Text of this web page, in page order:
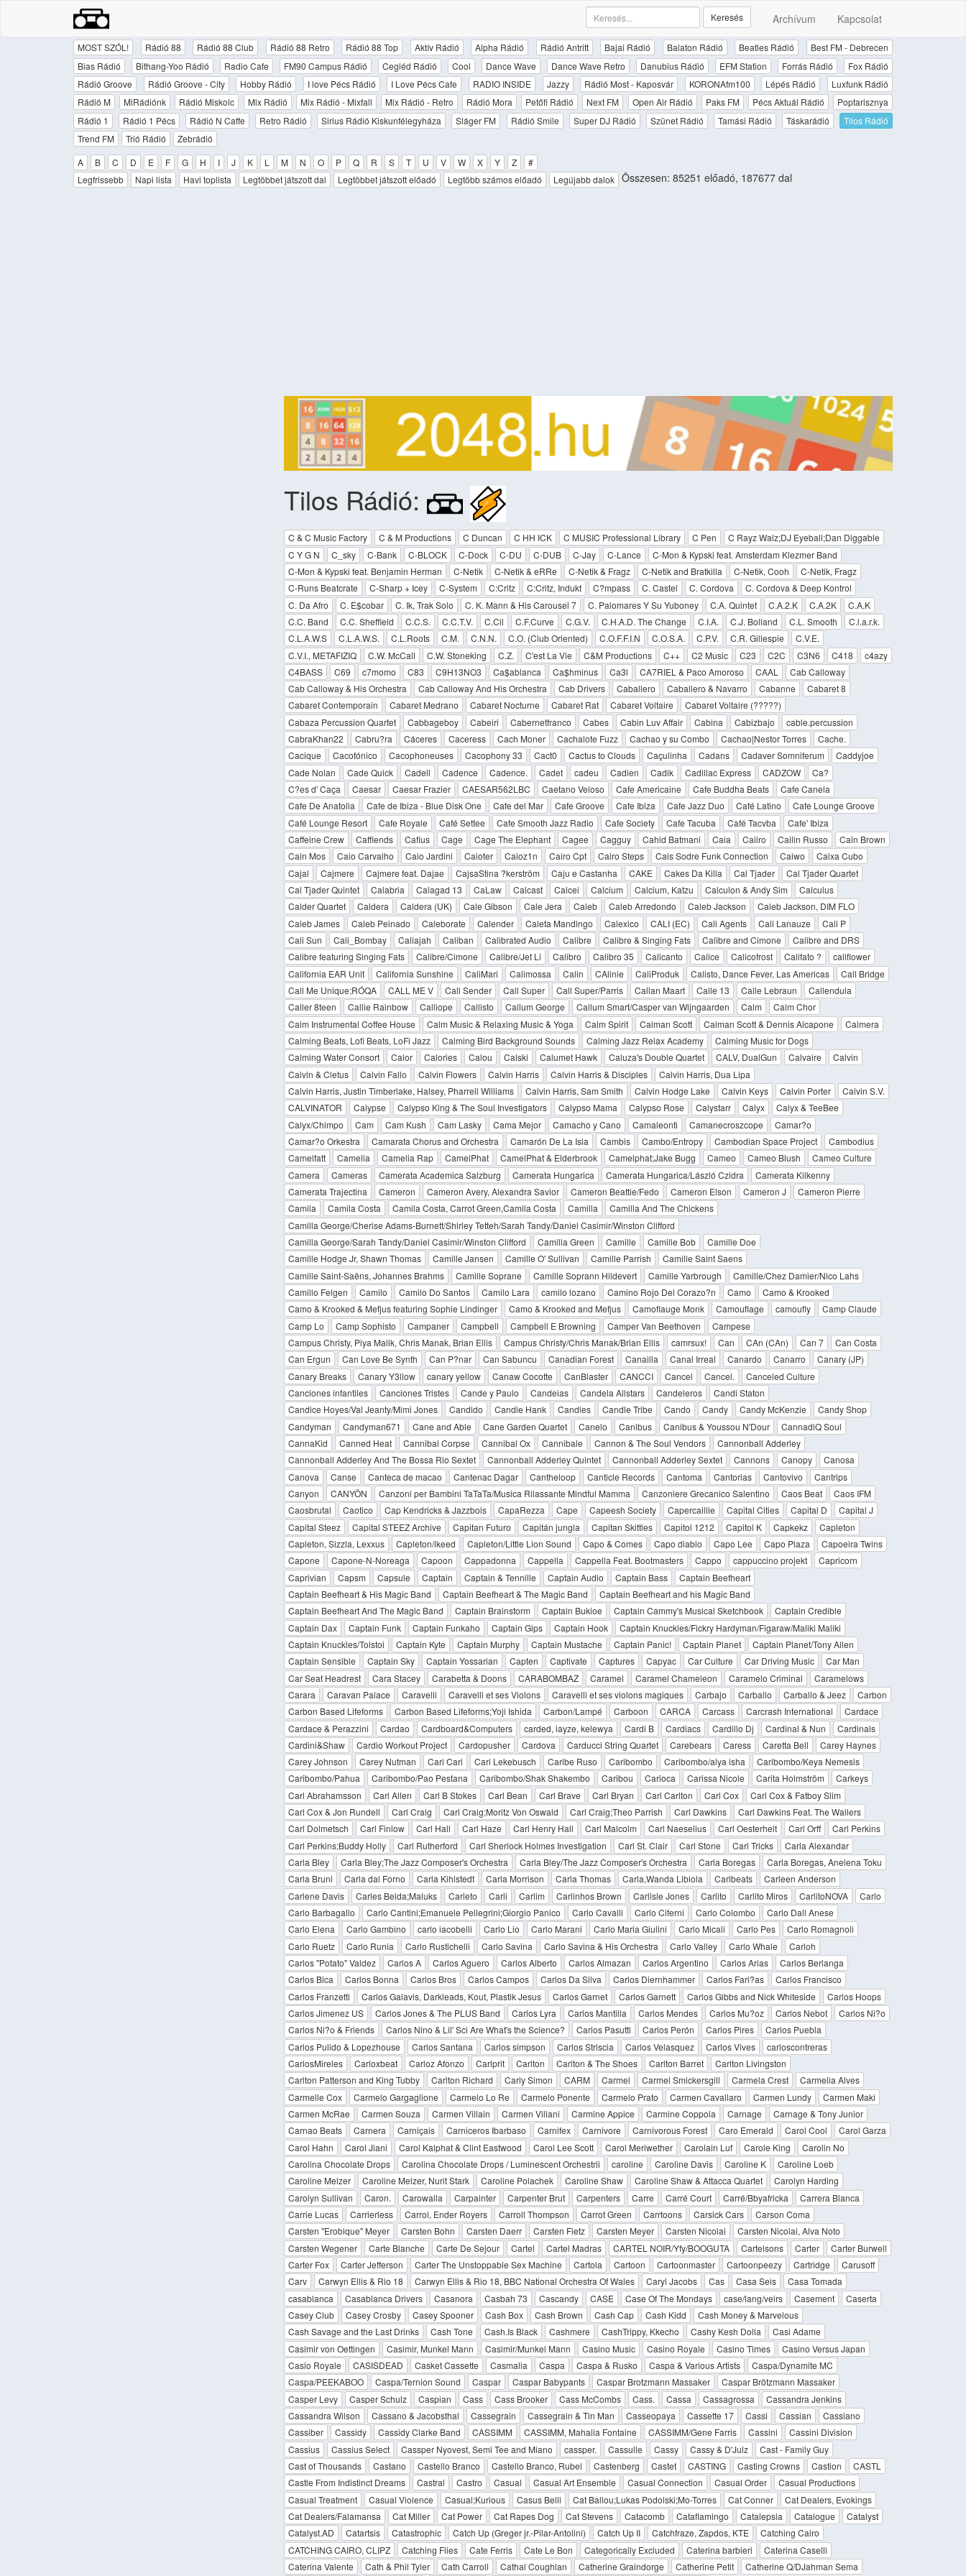
Archívum Kapcsolat
Keresés
MOST SZÓL! Rádió 88 Rádió 88 Club Rádió 88 Retro Rádió 88 Top Aktív Rádió Alpha Rádió Rádió Antritt Bajai Rádió Balaton Rádió Beatles Rádió
Best FM - Debrecen
Bias Rádió
Bithang-Yoo Rádió Radio Cafe FM90 Campus Rádió Cegléd Rádió Cool Dance Wave Dance Wave Retro Danubius Rádió EFM Station Forrás Rádió
Fox Rádió
Rádió Groove
Rádió Groove - City Hobby Rádió I love Pécs Rádió I Love Pécs Cafe RADIO INSIDE Jazzy Rádió Most - Kaposvár KORONAfm100 Lépés Rádió
Luxfunk Rádió
Rádió M
MiRádiónk Rádió Miskolc Mix Rádió Mix Rádió - Mixfall Mix Rádió - Retro Rádió Mora Petőfi Rádió Next FM Open Air Rádió Paks FM Pécs Aktuál Rádió
Poptarisznya
Rádió 1
Rádió 1 Pécs Rádió N Caffe Retro Rádió Sirius Rádió Kiskunfélegyháza Sláger FM Rádió Smile Super DJ Rádió Szünet Rádió Tamási Rádió Táskarádió
Tilos Rádió
Trend FM
Trió Rádió
Zebrádió
A
B C D E F G H I J K L M N O P Q R S T U V W X Y Z
#
Legfrissebb
Napi lista Havi toplista Legtöbbet játszott dal Legtöbbet játszott előadó Legtöbb számos előadó Legújabb dalok Összesen: 85251 előadó, 187677 dal
Tilos Rádió:
C & C Music Factory C & M Productions C Duncan C HH ICK C MUSIC Professional Library C Pen
C Rayz Walz;DJ Eyeball;Dan Diggable
C Y G N
C_sky C-Bank C-BLOCK C-Dock C-DU C-DUB C-Jay C-Lance
C-Mon & Kypski feat. Amsterdam Klezmer Band
C-Mon & Kypski feat. Benjamin Herman
C-Netik C-Netik & eRRe C-Netik & Fragz C-Netik and Bratkilla C-Netik, Cooh
C-Netik, Fragz
C-Runs Beatcrate
C-Sharp + Icey C-System C:Critz C:Critz, Indukt C?mpass C. Castel C. Cordova
C. Cordova & Deep Kontrol
C. Da Afro
C. E$cobar C. Ik, Trak Solo C. K. Mann & His Carousel 7 C. Palomares Y Su Yuboney C.A. Quintet C.A.2.K C.A.2K
C.A.K
C.C. Band
C.C. Sheffield C.C.S. C.C.T.V. C.Cil C.F.Curve C.G.V. C.H.A.D. The Change C.I.A. C.J. Bolland C.L. Smooth
C.l.a.r.k.
C.L.A.W.S
C.L.A.W.S. C.L.Roots C.M. C.N.N. C.O. (Club Oriented) C.O.F.F.I.N C.O.S.A. C.P.V. C.R. Gillespie
C.V.E.
C.V.I., METAFIZIQ
C.W. McCall C.W. Stoneking C.Z. C'est La Vie C&M Productions C++ C2 Music C23 C2C C3N6 C418
c4azy
C4BASS
C69 c7momo C83 C9H13NO3 Ca$ablanca Ca$hminus Ca3l CA7RIEL & Paco Amoroso CAAL
Cab Calloway
Cab Calloway & His Orchestra
Cab Calloway And His Orchestra Cab Drivers Caballero Caballero & Navarro Cabanne
Cabaret 8
Cabaret Contemporain
Cabaret Medrano Cabaret Nocturne Cabaret Rat Cabaret Voltaire
Cabaret Voltaire (?????)
Cabaza Percussion Quartet
Cabbageboy Cabeiri Cabernetfranco Cabes Cabin Luv Affair Cabina Cabizbajo
cable.percussion
CabraKhan22
Cabru?ra Cáceres Caceress Cach Moner Cachalote Fuzz Cachao y su Combo Cachao|Nestor Torres
Cache.
Cacique
Cacofónico Cacophoneuses Cacophony 33 Cact0 Cactus to Clouds Caçulinha Cadans Cadaver Somniferum
Caddyjoe
Cade Nolan
Cade Quick Cadell Cadence Cadence. Cadet cadeu Cadien Cadik Cadillac Express CADZOW
Ca?
C?es d' Caça
Caesar Caesar Frazier CAESAR562LBC Caetano Veloso Cafe Americaine Cafe Buddha Beats
Cafe Canela
Cafe De Anatolia
Cafe de Ibiza - Blue Disk One Cafe del Mar Cafe Groove Cafe Ibiza Cafe Jazz Duo Café Latino
Cafe Lounge Groove
Café Lounge Resort
Cafe Royale Café Settee Cafe Smooth Jazz Radio Cafe Society Cafe Tacuba Café Tacvba
Cafe' Ibiza
Caffeine Crew
Caffiends Cafius Cage Cage The Elephant Cagee Cagguy Cahid Batmani Caia Caiiro Cailin Russo
Cain Brown
Cain Mos
Caio Carvalho Caio Jardini Caioter Caioz1n Cairo Cpt Cairo Steps Cais Sodre Funk Connection Caiwo
Caixa Cubo
Cajal
Cajmere Cajmere feat. Dajae CajsaStina ?kerström Caju e Castanha CAKE Cakes Da Killa Cal Tjader
Cal Tjader Quartet
Cal Tjader Quintet
Calabria Calagad 13 CaLaw Calcast Calcei Calcium Calcium, Katzu Calculon & Andy Sim
Calculus
Calder Quartet
Caldera Caldera (UK) Cale Gibson Cale Jera Caleb Caleb Arredondo Caleb Jackson
Caleb Jackson, DIM FLO
Caleb James
Caleb Peinado Caleborate Calender Caleta Mandingo Calexico CALI (EC) Cali Agents Cali Lanauze
Cali P
Cali Sun
Cali_Bombay Caliajah Caliban Calibrated Audio Calibre Calibre & Singing Fats Calibre and Cimone
Calibre and DRS
Calibre featuring Singing Fats
Calibre/Cimone Calibre/Jet Li Calibro Calibro 35 Calicanto Calice Calicofrost Califato ?
califlower
California EAR Unit
California Sunshine CaliMari Calimossa Calin CAlinie CaliProduk Calisto, Dance Fever, Las Americas
Call Bridge
Call Me Unique;RÓQA
CALL ME V Call Sender Call Super Call Super/Parris Callan Maart Calle 13 Calle Lebraun
Callendula
Caller 8teen
Callie Rainbow Calliope Callisto Callum George Callum Smart/Casper van Wijngaarden Calm
Calm Chor
Calm Instrumental Coffee House
Calm Music & Relaxing Music & Yoga Calm Spirit Calman Scott Calman Scott & Dennis Alcapone
Calmera
Calming Beats, Lofi Beats, LoFi Jazz
Calming Bird Background Sounds Calming Jazz Relax Academy
Calming Music for Dogs
Calming Water Consort
Calor Calories Calou Calski Calumet Hawk Caluza's Double Quartet CALV, DualGun Calvaire
Calvin
Calvin & Cletus
Calvin Fallo Calvin Flowers Calvin Harris Calvin Harris & Disciples
Calvin Harris, Dua Lipa
Calvin Harris, Justin Timberlake, Halsey, Pharrell Williams
Calvin Harris, Sam Smith Calvin Hodge Lake Calvin Keys Calvin Porter
Calvin S.V.
CALVINATOR
Calypse Calypso King & The Soul Investigators Calypso Mama Calypso Rose Calystarr Calyx
Calyx & TeeBee
Calyx/Chimpo
Cam Cam Kush Cam Lasky Cama Mejor Camacho y Cano Camaleonti Camanecroszcope
Camar?o
Camar?o Orkestra
Camarata Chorus and Orchestra Camarón De La Isla Cambis Cambo/Entropy Cambodian Space Project
Cambodius
Camelfatt
Camelia Camelia Rap CamelPhat CamelPhat & Elderbrook Camelphat;Jake Bugg Cameo Cameo Blush
Cameo Culture
Camera
Cameras Camerata Academica Salzburg Camerata Hungarica Camerata Hungarica/László Czidra
Camerata Kilkenny
Camerata Trajectina
Cameron Cameron Avery, Alexandra Savior Cameron Beattie/Fedo Cameron Elson Cameron J
Cameron Pierre
Camila
Camila Costa Camila Costa, Carrot Green,Camila Costa Camilla
Camilla And The Chickens
Camilla George/Cherise Adams-Burnett/Shirley Tetteh/Sarah Tandy/Daniel Casimir/Winston Clifford
Camilla George/Sarah Tandy/Daniel Casimir/Winston Clifford
Camilla Green Camille Camille Bob
Camille Doe
Camille Hodge Jr, Shawn Thomas
Camille Jansen Camille O' Sullivan Camille Parrish
Camille Saint Saens
Camille Saint-Saëns, Johannes Brahms
Camille Soprane Camille Soprann Hildevert Camille Yarbrough
Camille/Chez Damier/Nico Lahs
Camillo Felgen
Camilo Camilo Do Santos Camilo Lara camilo lozano Camino Rojo Del Corazo?n Camo
Camo & Krooked
Camo & Krooked & Mefjus featuring Sophie Lindinger
Camo & Krooked and Mefjus Camoflauge Monk Camouflage camoufly
Camp Claude
Camp Lo
Camp Sophisto Campaner Campbell Campbell E Browning Camper Van Beethoven
Campese
Campus Christy, Piya Malik, Chris Manak, Brian Ellis
Campus Christy/Chris Manak/Brian Ellis camrsux! Can CAn (CAn) Can 7
Can Costa
Can Ergun
Can Love Be Synth Can P?nar Can Sabuncu Canadian Forest Canailla Canal Irreal Canardo Canarro
Canary (JP)
Canary Breaks
Canary Y3llow canary yellow Canaw Cocotte CanBlaster CANCCI Cancel Cancel.
Canceled Culture
Canciones infantiles
Canciones Tristes Cande y Paulo Candeias Candela Allstars Candeleros
Candi Staton
Candice Hoyes/Val Jeanty/Mimi Jones
Candido Candie Hank Candies Candle Tribe Cando Candy Candy McKenzie
Candy Shop
Candyman
Candyman671 Cane and Able Cane Garden Quartet Canelo Canibus Canibus & Youssou N'Dour
CannadiQ Soul
CannaKid
Canned Heat Cannibal Corpse Cannibal Ox Cannibale Cannon & The Soul Vendors
Cannonball Adderley
Cannonball Adderley And The Bossa Rio Sextet
Cannonball Adderley Quintet Cannonball Adderley Sextet Cannons Canopy
Canosa
Canova
Canse Canteca de macao Cantenac Dagar Cantheloop Canticle Records Cantoma Cantorias Cantovivo
Cantrips
Canyon
CANYÖN Canzoni per Bambini TaTaTa/Musica Rilassante Mindful Mamma Canzoniere Grecanico Salentino Caos Beat
Caos IFM
Caosbrutal
Caotico Cap Kendricks & Jazzbois CapaRezza Cape Capeesh Society Capercaillie Capital Cities Capital D
Capital J
Capital Steez
Capital STEEZ Archive Capitan Futuro Capitán jungla Capitan Skittles Capitol 1212 Capitol K Capkekz
Capleton
Capleton, Sizzla, Lexxus
Capleton/ikeed Capleton/Little Lion Sound Capo & Comes Capo diablo Capo Lee Capo Plaza
Capoeira Twins
Capone
Capone-N-Noreaga Capoon Cappadonna Cappella Cappella Feat. Bootmasters Cappo cappuccino projekt
Capricorn
Caprivian
Capsm Capsule Captain Captain & Tennille Captain Audio Captain Bass
Captain Beefheart
Captain Beefheart & His Magic Band
Captain Beefheart & The Magic Band
Captain Beefheart and his Magic Band
Captain Beefheart And The Magic Band
Captain Brainstorm Captain Bukioe Captain Cammy's Musical Sketchbook
Captain Credible
Captain Dax
Captain Funk Captain Funkaho Captain Gips Captain Hook
Captain Knuckles/Fickry Hardyman/Figaraw/Maliki Maliki
Captain Knuckles/Tolstoi
Captain Kyte Captain Murphy Captain Mustache Captain Panic! Captain Planet
Captain Planet/Tony Allen
Captain Sensible
Captain Sky Captain Yossarian Capten Captivate Captures Capyac Car Culture Car Driving Music
Car Man
Car Seat Headrest
Cara Stacey Carabetta & Doons CARABOMBAZ Caramel Caramel Chameleon Caramelo Criminal
Caramelows
Carara
Caravan Palace Caravelli Caravelli et ses Violons Caravelli et ses violons magiques Carbajo Carballo Carballo & Jeez
Carbon
Carbon Based Lifeforms
Carbon Based Lifeforms;Yoji Ishida Carbon/Lampé Carboon CARCA Carcass Carcrash International
Cardace
Cardace & Perazzini
Cardao Cardboard&Computers carded, iayze, kelewya Cardi B Cardiacs Cardillo Dj Cardinal & Nun
Cardinals
Cardini&Shaw
Cardio Workout Project Cardopusher Cardova Carducci String Quartet Carebears Caress Caretta Bell
Carey Haynes
Carey Johnson
Carey Nutman Cari Cari Cari Lekebusch Caribe Ruso Caribombo Caribombo/alya isha
Caribombo/Keya Nemesis
Caribombo/Pahua
Caribombo/Pao Pestana Caribombo/Shak Shakembo Caribou Carioca Carissa Nicole Carita Holmström
Carkeys
Carl Abrahamsson
Carl Allen Carl B Stokes Carl Bean Carl Brave Carl Bryan Carl Carlton Carl Cox
Carl Cox & Fatboy Slim
Carl Cox & Jon Rundell
Carl Craig Carl Craig;Moritz Von Oswald Carl Craig;Theo Parrish Carl Dawkins
Carl Dawkins Feat. The Wailers
Carl Dolmetsch
Carl Finlow Carl Hall Carl Haze Carl Henry Hall Carl Malcolm Carl Naeselius Carl Oesterhelt Carl Orff
Carl Perkins
Carl Perkins;Buddy Holly
Carl Rutherford Carl Sherlock Holmes Investigation Carl St. Clair Carl Stone Carl Tricks
Carla Alexandar
Carla Bley
Carla Bley;The Jazz Composer's Orchestra Carla Bley/The Jazz Composer's Orchestra Carla Boregas
Carla Boregas, Anelena Toku
Carla Bruni
Carla dal Forno Carla Kihlstedt Carla Morrison Carla Thomas Carla,Wanda Libiola Carlbeats
Carleen Anderson
Carlene Davis
Carles Belda;Maluks Carleto Carli Carlim Carlinhos Brown Carlisle Jones Carlito Carlito Miros CarlitoNOVA
Carlo
Carlo Barbagallo
Carlo Cantini;Emanuele Pellegrini;Giorgio Panico Carlo Cavalli Carlo Ciferni Carlo Colombo
Carlo Dall Anese
Carlo Elena
Carlo Gambino carlo iacobelli Carlo Lio Carlo Marani Carlo Maria Giulini Carlo Micali Carlo Pes
Carlo Romagnoli
Carlo Ruetz
Carlo Runia Carlo Rustichelli Carlo Savina Carlo Savina & His Orchestra Carlo Valley Carlo Whale
Carloh
Carlos "Potato" Valdez
Carlos A Carlos Aguero Carlos Alberto Carlos Almazan Carlos Argentino Carlos Arias
Carlos Berlanga
Carlos Bica
Carlos Bonna Carlos Bros Carlos Campos Carlos Da Silva Carlos Diernhammer Carlos Fari?as
Carlos Francisco
Carlos Franzetti
Carlos Galavis, Darkleads, Kout, Plastik Jesus Carlos Garnet Carlos Garnett Carlos Gibbs and Nick Whiteside
Carlos Hoops
Carlos Jimenez US
Carlos Jones & The PLUS Band Carlos Lyra Carlos Mantilla Carlos Mendes Carlos Mu?oz Carlos Nebot
Carlos Ni?o
Carlos Ni?o & Friends
Carlos Nino & Lil' Sci Are What's the Science? Carlos Pasutti Carlos Perón Carlos Pires
Carlos Puebla
Carlos Pulido & Lopezhouse
Carlos Santana Carlos simpson Carlos Striscia Carlos Velasquez Carlos Vives
carloscontreras
CarlosMireles
Carloxbeat Carloz Afonzo Carlprit Carlton Carlton & The Shoes Carlton Barret
Carlton Livingston
Carlton Patterson and King Tubby
Carlton Richard Carly Simon CARM Carmel Carmel Smickersgill Carmela Crest
Carmelia Alves
Carmelle Cox
Carmelo Gargaglione Carmelo Lo Re Carmelo Ponente Carmelo Prato Carmen Cavallaro Carmen Lundy
Carmen Maki
Carmen McRae
Carmen Souza Carmen Villain Carmen Villani Carmine Appice Carmine Coppola Carnage
Carnage & Tony Junior
Carnao Beats
Carnera Carniçais Carniceros Ibarbaso Carnifex Carnivore Carnivorous Forest Caro Emerald Carol Cool
Carol Garza
Carol Hahn
Carol Jiani Carol Kalphat & Clint Eastwood Carol Lee Scott Carol Meriwether Carolain Luf Carole King
Carolin No
Carolina Chocolate Drops
Carolina Chocolate Drops / Luminescent Orchestrii caroline Caroline Davis Caroline K
Caroline Loeb
Caroline Melzer
Caroline Melzer, Nurit Stark Caroline Polachek Caroline Shaw Caroline Shaw & Attacca Quartet
Carolyn Harding
Carolyn Sullivan
Caron. Carowalla Carpainter Carpenter Brut Carpenters Carre Carré Court Carré/Bbyafricka
Carrera Blanca
Carrie Lucas
Carrierless Carrol, Ender Royers Carroll Thompson Carrot Green Carrtoons Carsick Cars
Carson Coma
Carsten "Erobique" Meyer
Carsten Bohn Carsten Daerr Carsten Fietz Carsten Meyer Carsten Nicolai
Carsten Nicolai, Alva Noto
Carsten Wegener
Carte Blanche Carte De Sejour Cartel Cartel Madras CARTEL NOIR/Yfy/BOOGUTA Cartelsons Carter
Carter Burwell
Carter Fox
Carter Jefferson Carter The Unstoppable Sex Machine Cartola Cartoon Cartoonmaster Cartoonpeezy Cartridge
Carusoff
Carv
Carwyn Ellis & Rio 18 Carwyn Ellis & Rio 18, BBC National Orchestra Of Wales Caryl Jacobs Cas Casa Seis
Casa Tomada
casablanca
Casablanca Drivers Casanora Casbah 73 Cascandy CASE Case Of The Mondays case/lang/veirs Casement
Caserta
Casey Club
Casey Crosby Casey Spooner Cash Box Cash Brown Cash Cap Cash Kidd
Cash Money & Marvelous
Cash Savage and the Last Drinks
Cash Tone Cash.Is Black Cashmere CashTrippy, Kkecho Cashy Kesh Dolla
Casi Adame
Casimir von Oettingen
Casimir, Munkel Mann Casimir/Munkel Mann Casino Music Casino Royale Casino Times
Casino Versus Japan
Casio Royale
CASISDEAD Casket Cassette Casmalia Caspa Caspa & Rusko Caspa & Various Artists
Caspa/Dynamite MC
Caspa/PEEKABOO
Caspa/Ternion Sound Caspar Caspar Babypants Caspar Brotzmann Massaker
Caspar Brötzmann Massaker
Casper Levy
Casper Schulz Caspian Cass Cass Brooker Cass McCombs Cass. Cassa Cassagrossa
Cassandra Jenkins
Cassandra Wilson
Cassano & Jacobsthal Cassegrain Cassegrain & Tin Man Casseopaya Cassette 17 Cassi Cassian
Cassiano
Cassiber
Cassidy Cassidy Clarke Band CASSIMM CASSIMM, Mahalia Fontaine CASSIMM/Gene Farris Cassini
Cassini Division
Cassius
Cassius Select Cassper Nyovest, Semi Tee and Miano cassper. Cassulle Cassy Cassy & D'Julz
Cast - Family Guy
Cast of Thousands
Castano Castello Branco Castello Branco, Rubel Castenberg Castet CASTING Casting Crowns Castion
CASTL
Castle From Indistinct Dreams
Castral Castro Casual Casual Art Ensemble Casual Connection Casual Order
Casual Productions
Casual Treatment
Casual Violence Casual;Kurious Casus Belli Cat Ballou;Lukas Podolski;Mo-Torres Cat Conner
Cat Dealers, Evokings
Cat Dealers/Falamansa
Cat Miller Cat Power Cat Rapes Dog Cat Stevens Catacomb Cataflamingo Catalepsia Catalogue
Catalyst
Catalyst.AD
Catartsis Catastrophic Catch Up (Greger jr.-Pilar-Antolini) Catch Up II Catchfraze, Zapdos, KTE
Catching Cairo
CATCHING CAIRO, CLIPZ
Catching Flies Cate Ferris Cate Le Bon Categorically Excluded Caterina barbieri
Caterina Caselli
Caterina Valente
Cath & Phil Tyler Cath Carroll Cathal Coughlan Catherine Graindorge Catherine Petit Catherine Q/DJahman Sema